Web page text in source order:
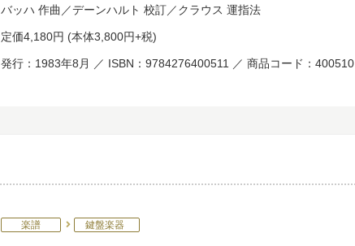
バッハ 作曲／デーンハルト 校訂／クラウス 運指法
定価4,180円 (本体3,800円+税)
発行：1983年8月 ／ ISBN：9784276400511 ／ 商品コード：400510
楽譜 鍵盤楽器